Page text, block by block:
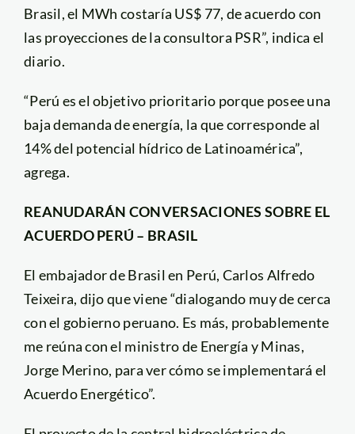
Brasil, el MWh costaría US$ 77, de acuerdo con
las proyecciones de la consultora PSR”, indica el
diario.
“Perú es el objetivo prioritario porque posee una
baja demanda de energía, la que corresponde al
14% del potencial hídrico de Latinoamérica”,
agrega.
REANUDARÁN CONVERSACIONES SOBRE EL
ACUERDO PERÚ – BRASIL
El embajador de Brasil en Perú, Carlos Alfredo
Teixeira, dijo que viene “dialogando muy de cerca
con el gobierno peruano. Es más, probablemente
me reúna con el ministro de Energía y Minas,
Jorge Merino, para ver cómo se implementará el
Acuerdo Energético”.